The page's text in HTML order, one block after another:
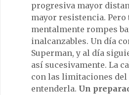
progresiva mayor
mayor resistencia. Pero
mentalmente rompes
inalcanzables. Un día
Superman, y al día
así sucesivamente. La
con las limitaciones del
entenderla. Un